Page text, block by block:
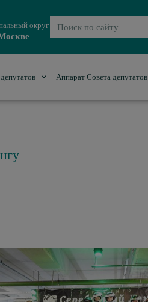
округ
Аппарат Совета депутатов